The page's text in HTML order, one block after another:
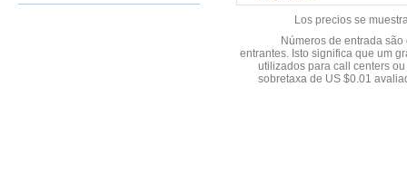
Los precios se
Números de entrada
entrantes. Isto significa que um
utilizados para call centers
sobretaxa de US $0.01